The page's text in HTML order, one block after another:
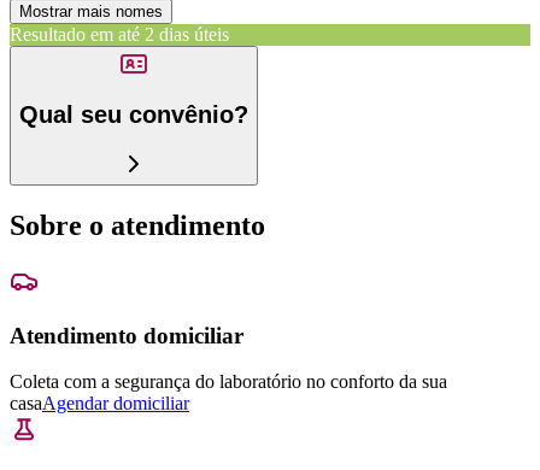
Mostrar mais nomes
Resultado em até 2 dias úteis
Qual seu convênio?
Sobre o atendimento
Atendimento domiciliar
Coleta com a segurança do laboratório no conforto da sua
casaAgendar domiciliar